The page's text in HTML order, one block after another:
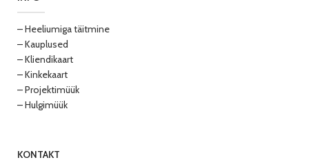
– Heeliumiga täitmine
– Kauplused
– Kliendikaart
– Kinkekaart
– Projektimüük
– Hulgimüük
KONTAKT